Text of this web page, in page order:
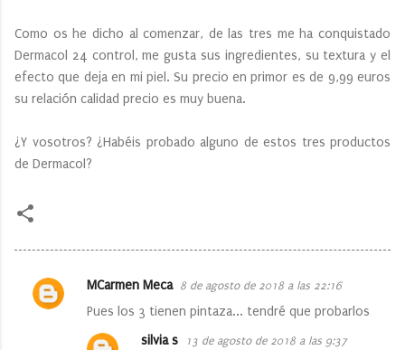
Como os he dicho al comenzar, de las tres me ha conquistado
Dermacol 24 control, me gusta sus ingredientes, su textura y el
efecto que deja en mi piel. Su precio en primor es de 9,99 euros
su relación calidad precio es muy buena.
¿Y vosotros? ¿Habéis probado alguno de estos tres productos
de Dermacol?
C
MCarmen Meca 8 de agosto de 2018 a las 22:16
Pues los 3 tienen pintaza... tendré que probarlos
silvia s 13 de agosto de 2018 a las 9:37